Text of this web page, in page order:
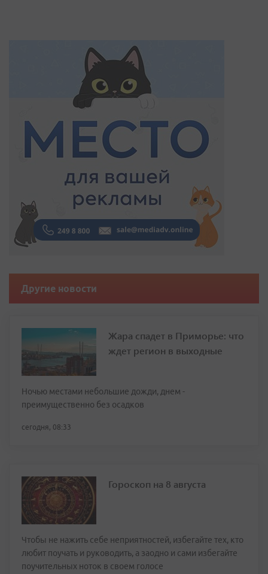
Другие новости
Жара спадет в Приморье: что
ждет регион в выходные
Ночью местами небольшие дожди, днем -
преимущественно без осадков
сегодня, 08:33
Гороскоп на 8 августа
Чтобы не нажить себе неприятностей, избегайте тех, кто
любит поучать и руководить, а заодно и сами избегайте
поучительных ноток в своем голосе